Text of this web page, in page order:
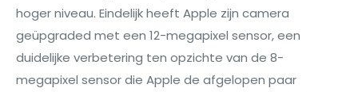
hoger niveau. Eindelijk heeft Apple zijn camera
geüpgraded met een 12-megapixel sensor, een
duidelijke verbetering ten opzichte van de 8-
megapixel sensor die Apple de afgelopen paar